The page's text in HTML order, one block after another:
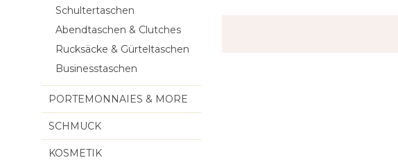
Schultertaschen
Abendtaschen & Clutches
Rucksäcke & Gürteltaschen
Businesstaschen
PORTEMONNAIES & MORE
SCHMUCK
KOSMETIK